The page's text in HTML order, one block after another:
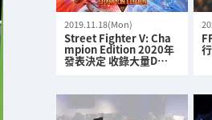
2019.11.18(Mon)
Street Fighter V: Cha
mpion Edition 2020年
發表決定 收錄大量D…